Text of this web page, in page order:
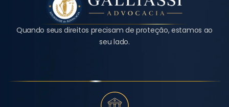
Quando seus direitos precisam de proteção, estamos ao
seu lado.